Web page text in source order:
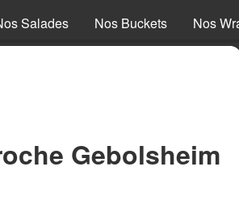
Salades Nos Buckets Nos
Gebolsheim